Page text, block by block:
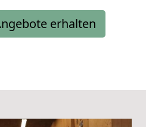
erhalten